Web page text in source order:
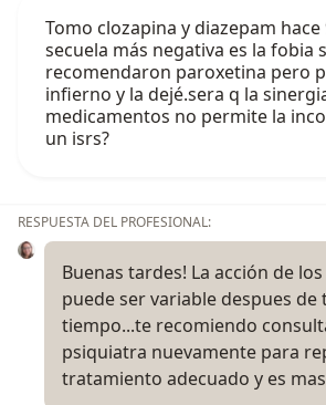
Tomo clozapina y diazepam hace
secuela más negativa es la fobia
recomendaron paroxetina pero
infierno y la dejé.sera q la
medicamentos no permite la
un isrs?
RESPUESTA DEL PROFESIONAL:
Buenas tardes! La acción de
puede ser variable despues de
tiempo...te recomiendo
psiquiatra nuevamente para
tratamiento adecuado y es